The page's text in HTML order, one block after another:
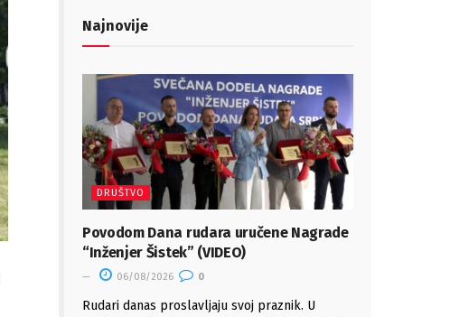
Najnovije
DRUŠTVO
Povodom Dana rudara uručene Nagrade
“Inženjer Šistek” (VIDEO)
06/08/2026 0
Rudari danas proslavljaju svoj praznik. U